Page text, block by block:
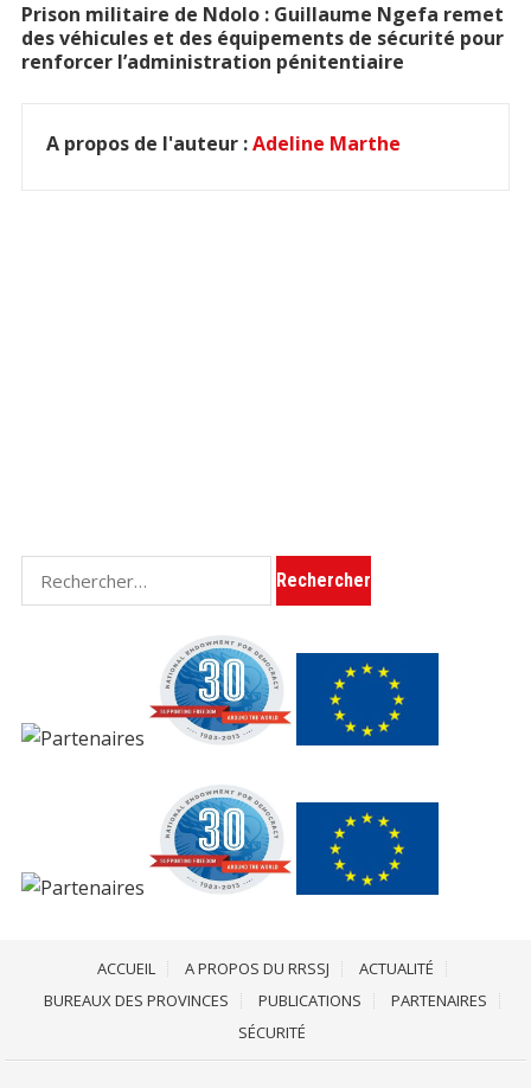
Prison militaire de Ndolo : Guillaume Ngefa remet
des véhicules et des équipements de sécurité pour
renforcer l’administration pénitentiaire
A propos de l'auteur :Adeline Marthe
Rechercher :
ACCUEIL A PROPOS DU RRSSJ
ACTUALITÉ
BUREAUX DES PROVINCES
PUBLICATIONS
PARTENAIRES
SÉCURITÉ